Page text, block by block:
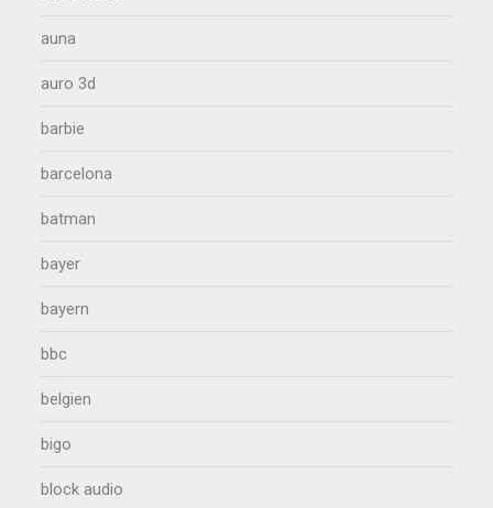
auna
auro 3d
barbie
barcelona
batman
bayer
bayern
bbc
belgien
bigo
block audio